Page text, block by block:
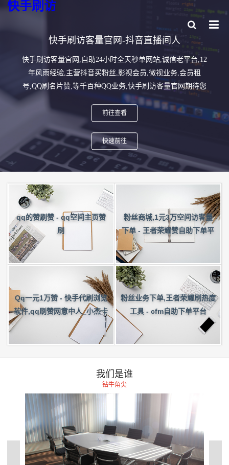
快手刷访
快手刷访客量官网-抖音直播间人
快手刷访客量官网,自助24小时全天秒单网站,诚信老平台,12
年风雨经验,主营抖音买粉丝,影视会员,微视业务,会员租
号,QQ刷名片赞,等千百种QQ业务,快手刷访客量官网期待您
的下单！
前往查看
快速前往
qq的赞刷赞 - qq空间主页赞
刷
粉丝商城,1元3万空间访客量
下单 - 王者荣耀赞自助下单平
台
Qq一元1万赞 - 快手代刷浏览
软件,qq刷赞网意中人_小杰卡
粉丝业务下单,王者荣耀刷热度
工具 - cfm自助下单平台
我们是谁
钻牛角尖